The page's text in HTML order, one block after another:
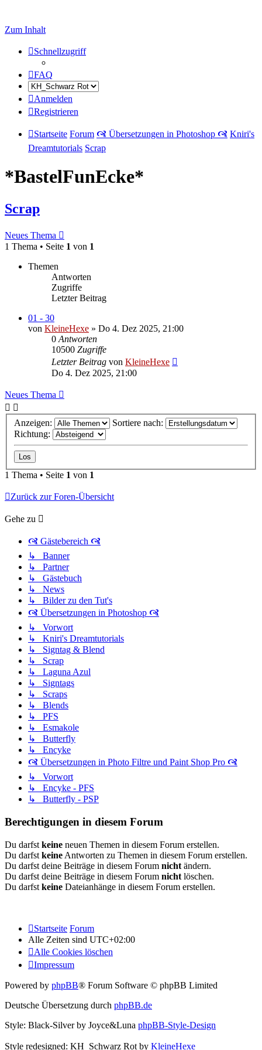
Zum Inhalt
Schnellzugriff
FAQ
Anmelden
Registrieren
Startseite Forum 🙧 Übersetzungen in Photoshop 🙧 Kniri's
Dreamtutorials Scrap
*BastelFunEcke*
Scrap
Neues Thema
1 Thema • Seite 1 von 1
Themen
Antworten
Zugriffe
Letzter Beitrag
01 - 30
von KleineHexe » Do 4. Dez 2025, 21:00
0 Antworten
10500 Zugriffe
Letzter Beitrag von KleineHexe
Do 4. Dez 2025, 21:00
Neues Thema
Anzeigen:
Sortiere nach:
Richtung:
1 Thema • Seite 1 von 1
Zurück zur Foren-Übersicht
Gehe zu
🙧 Gästebereich 🙧
↳ Banner
↳ Partner
↳ Gästebuch
↳ News
↳ Bilder zu den Tut's
🙧 Übersetzungen in Photoshop 🙧
↳ Vorwort
↳ Kniri's Dreamtutorials
↳ Signtag & Blend
↳ Scrap
↳ Laguna Azul
↳ Signtags
↳ Scraps
↳ Blends
↳ PFS
↳ Esmakole
↳ Butterfly
↳ Encyke
🙧 Übersetzungen in Photo Filtre und Paint Shop Pro 🙧
↳ Vorwort
↳ Encyke - PFS
↳ Butterfly - PSP
Berechtigungen in diesem Forum
Du darfst keine neuen Themen in diesem Forum erstellen.
Du darfst keine Antworten zu Themen in diesem Forum erstellen.
Du darfst deine Beiträge in diesem Forum nicht ändern.
Du darfst deine Beiträge in diesem Forum nicht löschen.
Du darfst keine Dateianhänge in diesem Forum erstellen.
Startseite Forum
Alle Zeiten sind UTC+02:00
Alle Cookies löschen
Impressum
Powered by phpBB® Forum Software © phpBB Limited
Deutsche Übersetzung durch phpBB.de
Style: Black-Silver by Joyce&Luna phpBB-Style-Design
Style redesigned: KH_Schwarz Rot by KleineHexe